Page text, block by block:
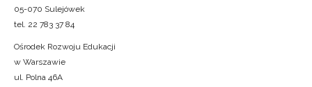
05-070 Sulejówek
tel. 22 783 37 84
Ośrodek Rozwoju Edukacji
w Warszawie
ul. Polna 46A